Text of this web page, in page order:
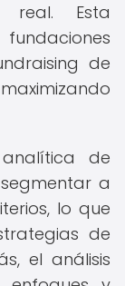
Esta
de
de
a
lo que
de
el análisis